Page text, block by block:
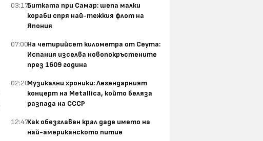
03:17Битката при Самар: шепа малки
кораби спря най-тежкия флот на
Япония
07:00На четирийсет километра от Сеута:
Испания изселва новопокръстените
през 1609 година
02:20Музикални хроники: Легендарният
концерт на Metallica, който беляза
разпада на СССР
12:47Как обезглавен крал даде името на
най-американското питие